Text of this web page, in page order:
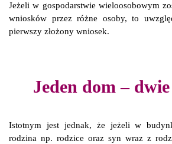
Jeżeli w gospodarstwie wieloosobowym
wniosków przez różne osoby, to
pierwszy złożony wniosek.
Jeden dom –
Istotnym jest jednak, że jeżeli w
rodzina np. rodzice oraz syn wraz z